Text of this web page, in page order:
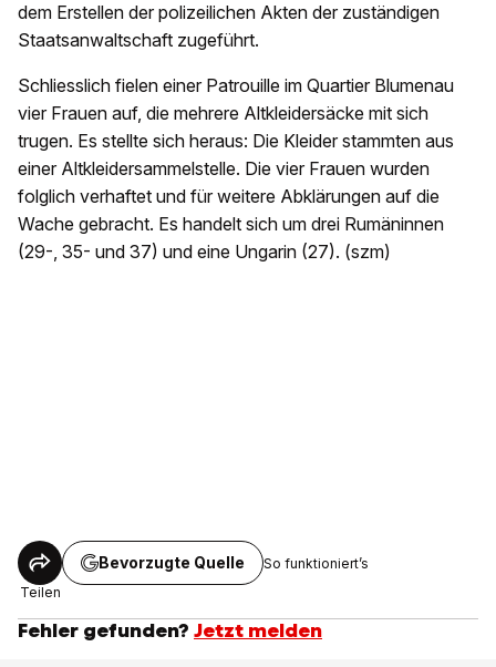
dem Erstellen der polizeilichen Akten der zuständigen
Staatsanwaltschaft zugeführt.
Schliesslich fielen einer Patrouille im Quartier Blumenau
vier Frauen auf, die mehrere Altkleidersäcke mit sich
trugen. Es stellte sich heraus: Die Kleider stammten aus
einer Altkleidersammelstelle. Die vier Frauen wurden
folglich verhaftet und für weitere Abklärungen auf die
Wache gebracht. Es handelt sich um drei Rumäninnen
(29-, 35- und 37) und eine Ungarin (27). (szm)
Teilen
Bevorzugte Quelle So funktioniert’s
Fehler gefunden? Jetzt melden